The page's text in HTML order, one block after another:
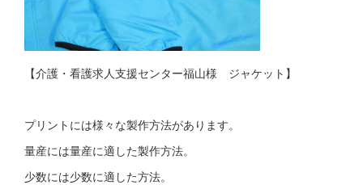
【介護・看護求人支援センター福山様 ジャケット】
プリントには様々な製作方法があります。
量産には量産に適した製作方法。
少数には少数に適した方法。